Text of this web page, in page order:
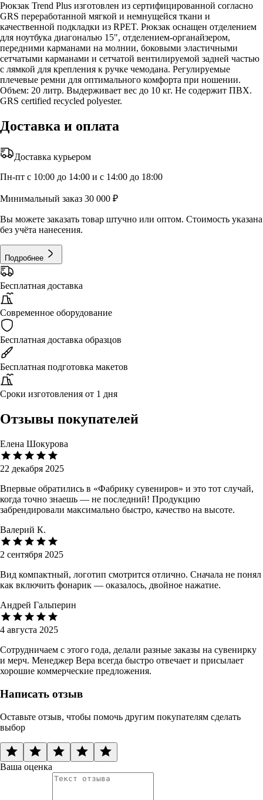
Рюкзак Trend Plus изготовлен из сертифицированной согласно
GRS переработанной мягкой и немнущейся ткани и
качественной подкладки из RPET. Рюкзак оснащен отделением
для ноутбука диагональю 15", отделением-органайзером,
передними карманами на молнии, боковыми эластичными
сетчатыми карманами и сетчатой вентилируемой задней частью
с лямкой для крепления к ручке чемодана. Регулируемые
плечевые ремни для оптимального комфорта при ношении.
Объем: 20 литр. Выдерживает вес до 10 кг. Не содержит ПВХ.
GRS certified recycled polyester.
Доставка и оплата
Доставка курьером
Пн-пт с 10:00 до 14:00 и с 14:00 до 18:00
Минимальный заказ 30 000 ₽
Вы можете заказать товар штучно или оптом. Стоимость указана
без учёта нанесения.
Подробнее
Бесплатная доставка
Современное оборудование
Бесплатная доставка образцов
Бесплатная подготовка макетов
Сроки изготовления от 1 дня
Отзывы покупателей
Елена Шокурова
22 декабря 2025
Впервые обратились в «Фабрику сувениров» и это тот случай,
когда точно знаешь — не последний! Продукцию
забрендировали максимально быстро, качество на высоте.
Валерий К.
2 сентября 2025
Вид компактный, логотип смотрится отлично. Сначала не понял
как включить фонарик — оказалось, двойное нажатие.
Андрей Гальперин
4 августа 2025
Сотрудничаем с этого года, делали разные заказы на сувенирку
и мерч. Менеджер Вера всегда быстро отвечает и присылает
хорошие коммерческие предложения.
Написать отзыв
Оставьте отзыв, чтобы помочь другим покупателям сделать
выбор
Ваша оценка